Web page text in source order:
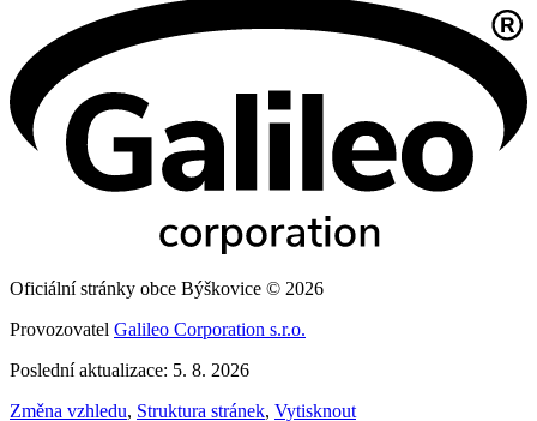
Oficiální stránky obce Býškovice © 2026
Provozovatel Galileo Corporation s.r.o.
Poslední aktualizace: 5. 8. 2026
Změna vzhledu, Struktura stránek, Vytisknout